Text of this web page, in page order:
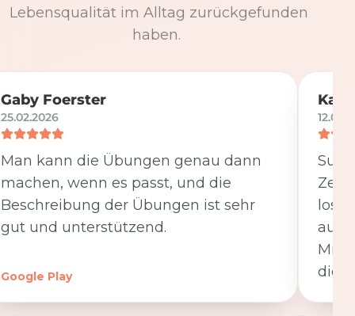
Lebensqualität im Alltag zurückgefunden
haben.
Gaby Foerster
25.02.2026
Man kann die Übungen genau dann
machen, wenn es passt, und die
Beschreibung der Übungen ist sehr
gut und unterstützend.
Google Play
Zeit
die